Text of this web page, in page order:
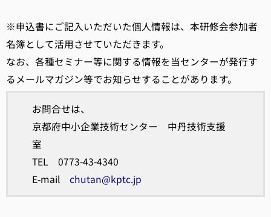
※申込書にご記入いただいた個人情報は、本研修会参加者
名簿として活用させていただきます。
なお、各種セミナー等に関する情報を当センターが発行す
るメールマガジン等でお知らせすることがあります。
お問合せは、
京都府中小企業技術センター 中丹技術支援
室
TEL 0773-43-4340
E-mail chutan@kptc.jp